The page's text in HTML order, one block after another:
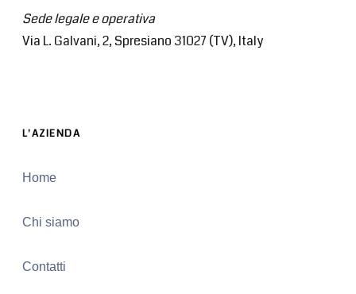
Sede legale e operativa
Via L. Galvani, 2, Spresiano 31027 (TV), Italy
L'AZIENDA
Home
Chi siamo
Contatti